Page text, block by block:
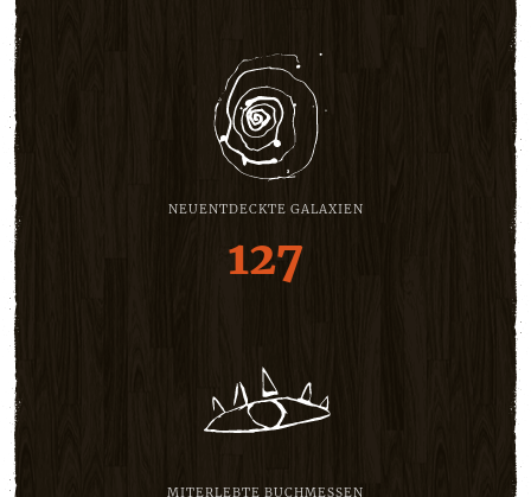
NEUENTDECKTE GALAXIEN
127
MITERLEBTE BUCHMESSEN